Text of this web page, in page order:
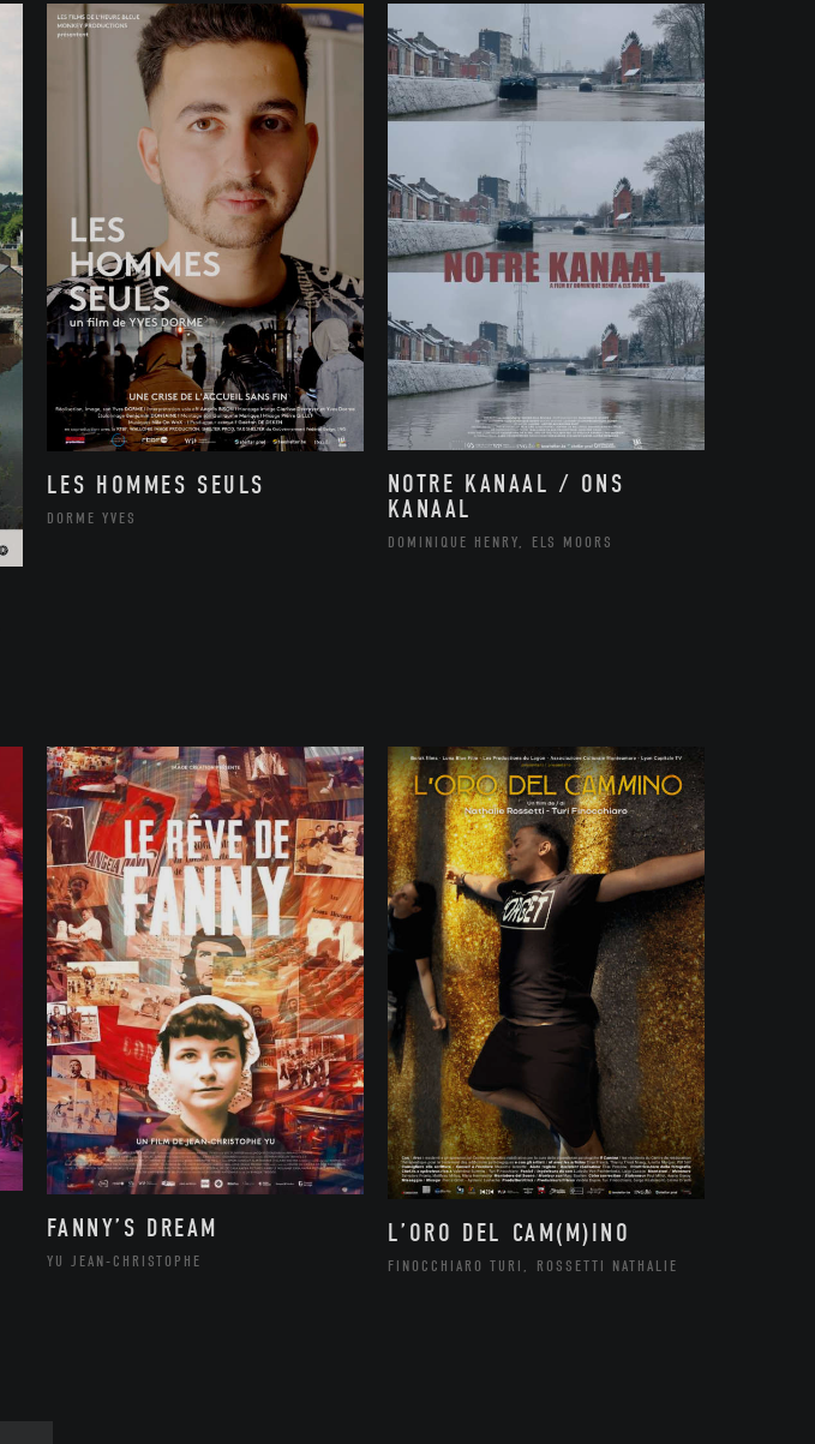
LES HOMMES SEULS
DORME YVES
NOTRE KANAAL / ONS
KANAAL
DOMINIQUE HENRY, ELS MOORS
FANNY’S DREAM
YU JEAN-CHRISTOPHE
L’ORO DEL CAM(M)INO
FINOCCHIARO TURI, ROSSETTI NATHALIE